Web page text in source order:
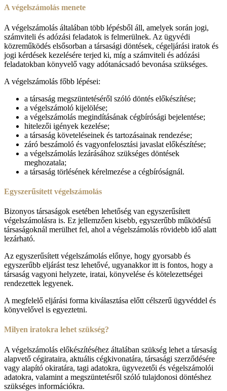
A végelszámolás menete
A végelszámolás általában több lépésből áll, amelyek során jogi,
számviteli és adózási feladatok is felmerülnek. Az ügyvédi
közreműködés elsősorban a társasági döntések, cégeljárási iratok és
jogi kérdések kezelésére terjed ki, míg a számviteli és adózási
feladatokban könyvelő vagy adótanácsadó bevonása szükséges.
A végelszámolás főbb lépései:
a társaság megszüntetéséről szóló döntés előkészítése;
a végelszámoló kijelölése;
a végelszámolás megindításának cégbírósági bejelentése;
hitelezői igények kezelése;
a társaság követeléseinek és tartozásainak rendezése;
záró beszámoló és vagyonfelosztási javaslat előkészítése;
a végelszámolás lezárásához szükséges döntések
meghozatala;
a társaság törlésének kérelmezése a cégbíróságnál.
Egyszerűsített végelszámolás
Bizonyos társaságok esetében lehetőség van egyszerűsített
végelszámolásra is. Ez jellemzően kisebb, egyszerűbb működésű
társaságoknál merülhet fel, ahol a végelszámolás rövidebb idő alatt
lezárható.
Az egyszerűsített végelszámolás előnye, hogy gyorsabb és
egyszerűbb eljárást tesz lehetővé, ugyanakkor itt is fontos, hogy a
társaság vagyoni helyzete, iratai, könyvelése és kötelezettségei
rendezettek legyenek.
A megfelelő eljárási forma kiválasztása előtt célszerű ügyvéddel és
könyvelővel is egyeztetni.
Milyen iratokra lehet szükség?
A végelszámolás előkészítéséhez általában szükség lehet a társaság
alapvető cégirataira, aktuális cégkivonatára, társasági szerződésére
vagy alapító okiratára, tagi adatokra, ügyvezetői és végelszámolói
adatokra, valamint a megszüntetésről szóló tulajdonosi döntéshez
szükséges információkra.